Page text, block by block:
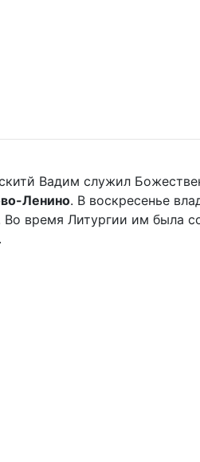
Вадим служил
Ленино. В воскресенье
Во время Литургии им была